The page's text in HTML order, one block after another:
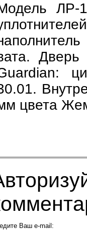
ЛР-
цвета
Ваш e-mail: